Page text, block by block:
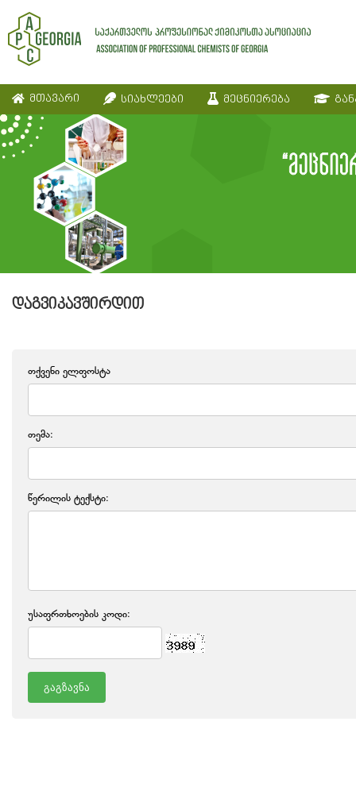
მთავარი სიახლეები მეცნიერება
დაგვიკავშირდით
თქვენი ელფოსტა
თემა:
წერილის ტექსტი:
უსაფრთხოების კოდი: